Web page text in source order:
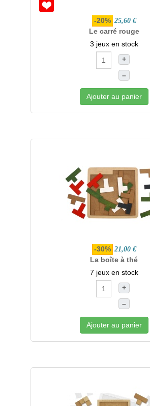
-20% 25,60 €
Le carré rouge
3 jeux en stock
+
–
Ajouter au panier
-30% 21,00 €
La boîte à thé
7 jeux en stock
+
–
Ajouter au panier